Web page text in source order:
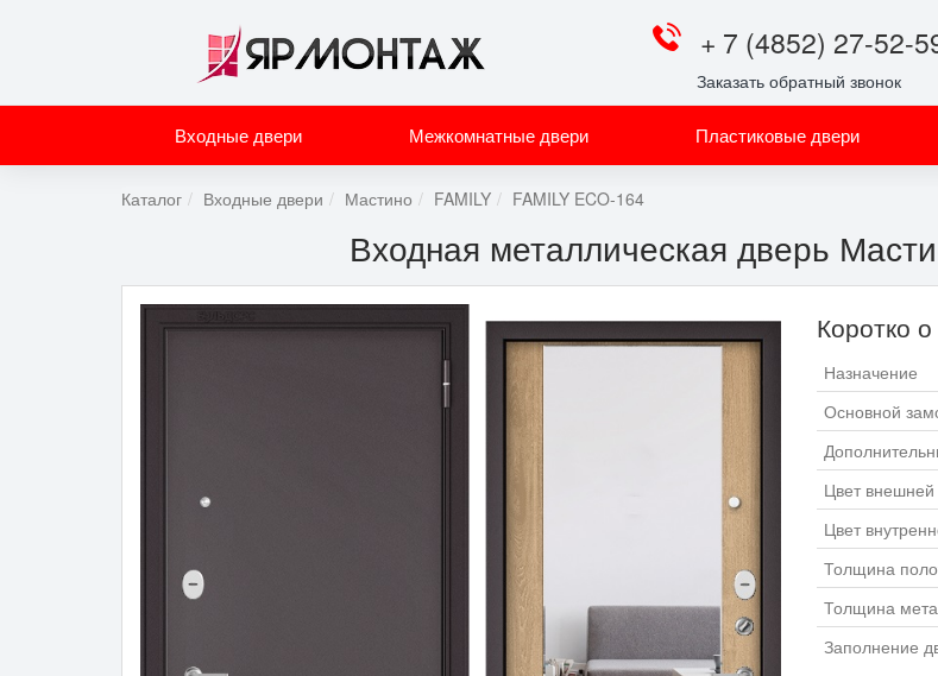
+ 7 (4852) 27-52-
Заказать обратный звонок
Входные двери Межкомнатные двери Пластиковые двери
Каталог Входные двери Мастино FAMILY FAMILY ECO-164
Входная металлическая дверь
Коротко
Назначение
Основной
Цвет внешней
Цвет
Толщина
Толщина
Заполнение